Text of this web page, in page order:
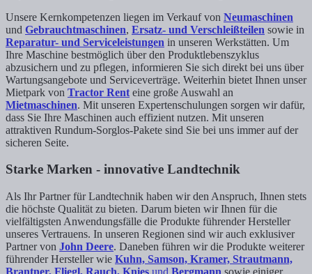
Unsere Kernkompetenzen liegen im Verkauf von Neumaschinen
und Gebrauchtmaschinen, Ersatz- und Verschleißteilen sowie in
Reparatur- und Serviceleistungen in unseren Werkstätten. Um
Ihre Maschine bestmöglich über den Produktlebenszyklus
abzusichern und zu pflegen, informieren Sie sich direkt bei uns über
Wartungsangebote und Serviceverträge. Weiterhin bietet Ihnen unser
Mietpark von Tractor Rent eine große Auswahl an
Mietmaschinen. Mit unseren Expertenschulungen sorgen wir dafür,
dass Sie Ihre Maschinen auch effizient nutzen. Mit unseren
attraktiven Rundum-Sorglos-Pakete sind Sie bei uns immer auf der
sicheren Seite.
Starke Marken - innovative Landtechnik
Als Ihr Partner für Landtechnik haben wir den Anspruch, Ihnen stets
die höchste Qualität zu bieten. Darum bieten wir Ihnen für die
vielfältigsten Anwendungsfälle die Produkte führender Hersteller
unseres Vertrauens. In unseren Regionen sind wir auch exklusiver
Partner von John Deere. Daneben führen wir die Produkte weiterer
führender Hersteller wie Kuhn, Samson, Kramer, Strautmann,
Brantner, Fliegl, Rauch, Knies und Bergmann sowie einiger